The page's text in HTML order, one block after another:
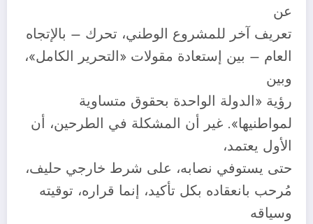
عن
تعريف آخر للمشروع الوطني، تحرك – بالإتجاه
العام – بين إستعادة مقولات «التحرير الكامل»،
وبين
رؤية «الدولة الواحدة بحقوق متساوية
لمواطنيها». غير أن المشكلة في الطرحين، أن
الأول يعتمد،
حتى يستوفي نصابه، على شرط خارجي حليف،
مُرحب بانعقاده بكل تأكيد، إنما قراره، توقيته
وسياقه